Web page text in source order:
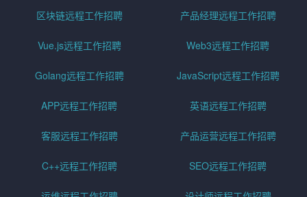
区块链远程工作招聘 产品经理远程工作招聘
Vue.js远程工作招聘 Web3远程工作招聘
Golang远程工作招聘 JavaScript远程工作招聘
APP远程工作招聘 英语远程工作招聘
客服远程工作招聘 产品运营远程工作招聘
C++远程工作招聘 SEO远程工作招聘